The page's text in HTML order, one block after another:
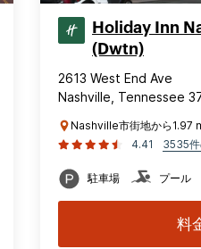
Holiday Inn
(Dwtn)
2613 West End Ave
Nashville, Tennessee
Nashville市街地から1.97
4.41
3535
駐車場 プール
料